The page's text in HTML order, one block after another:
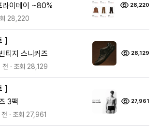
라이데이 ~80%
28,220
28,220
]
티지 스니커즈
전 조회 28,129
28,129
]
3팩
조회 27,961
27,961